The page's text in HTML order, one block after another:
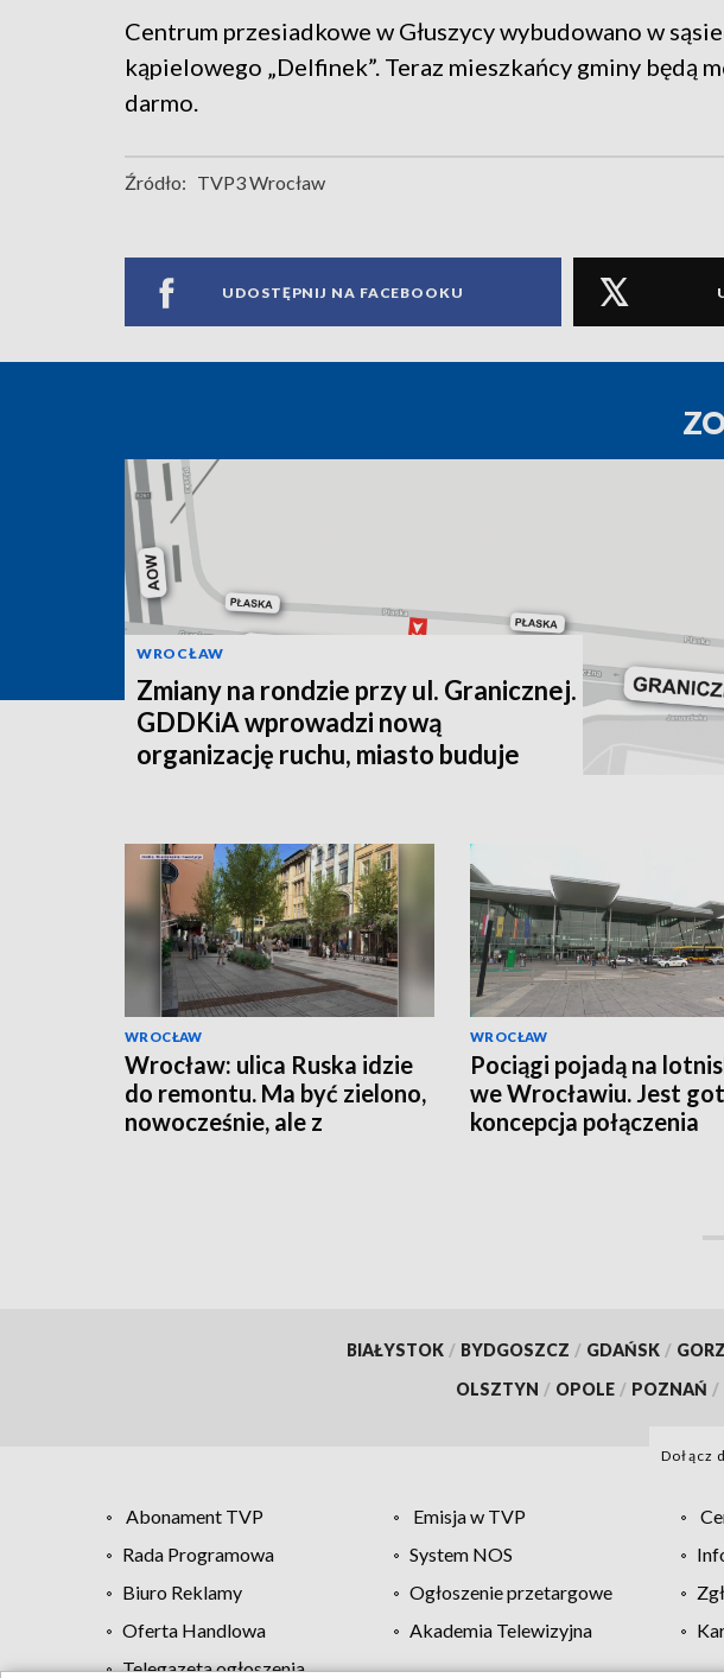
Centrum przesiadkowe w Głuszycy wybudowano w
kąpielowego „Delfinek”. Teraz mieszkańcy gminy będą
darmo.
Źródło: TVP3 Wrocław
UDOSTĘPNIJ NA FACEBOOKU
WROCŁAW
Zmiany na rondzie przy ul. Granicznej.
GDDKiA wprowadzi nową
organizację ruchu, miasto buduje
WROCŁAW
Wrocław: ulica Ruska idzie
do remontu. Ma być zielono,
nowocześnie, ale z
WROCŁAW
Pociągi pojadą na
we Wrocławiu. Jest
koncepcja połączenia
BIAŁYSTOK / BYDGOSZCZ / GDAŃSK /
OLSZTYN / OPOLE / POZNAŃ /
Dołącz
Abonament TVP Emisja w TVP
Rada Programowa
System NOS
Biuro Reklamy
Ogłoszenie przetargowe
Oferta Handlowa
Akademia Telewizyjna
Telegazeta ogłoszenia